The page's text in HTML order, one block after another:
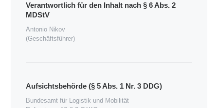
Verantwortlich für den Inhalt nach § 6 Abs. 2
MDStV
Antonio Nikov
(Geschäftsführer)
Aufsichtsbehörde (§ 5 Abs. 1 Nr. 3 DDG)
Bundesamt für Logistik und Mobilität